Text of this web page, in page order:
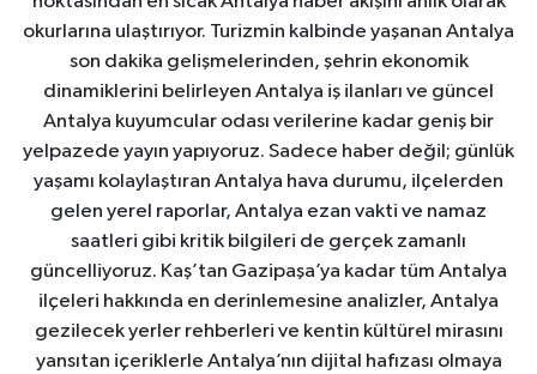
okurlarına ulaştırıyor. Turizmin kalbinde yaşanan Antalya
son dakika gelişmelerinden, şehrin ekonomik
dinamiklerini belirleyen Antalya iş ilanları ve güncel
Antalya kuyumcular odası verilerine kadar geniş bir
yelpazede yayın yapıyoruz. Sadece haber değil; günlük
yaşamı kolaylaştıran Antalya hava durumu, ilçelerden
gelen yerel raporlar, Antalya ezan vakti ve namaz
saatleri gibi kritik bilgileri de gerçek zamanlı
güncelliyoruz. Kaş’tan Gazipaşa’ya kadar tüm Antalya
ilçeleri hakkında en derinlemesine analizler, Antalya
gezilecek yerler rehberleri ve kentin kültürel mirasını
yansıtan içeriklerle Antalya’nın dijital hafızası olmaya